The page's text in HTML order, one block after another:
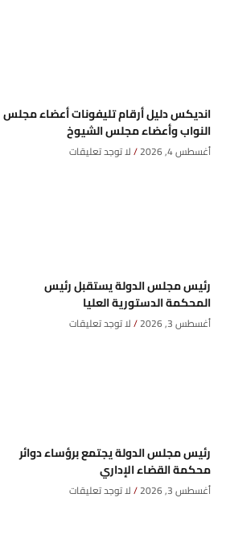
انديكس دليل أرقام تليفونات أعضاء مجلس
النواب وأعضاء مجلس الشيوخ
أغسطس 4, 2026 لا توجد تعليقات
رئيس مجلس الدولة يستقبل رئيس
المحكمة الدستورية العليا
أغسطس 3, 2026 لا توجد تعليقات
رئيس مجلس الدولة يجتمع برؤساء دوائر
محكمة القضاء الإداري
أغسطس 3, 2026 لا توجد تعليقات